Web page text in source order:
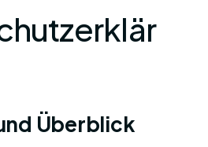
Überblick